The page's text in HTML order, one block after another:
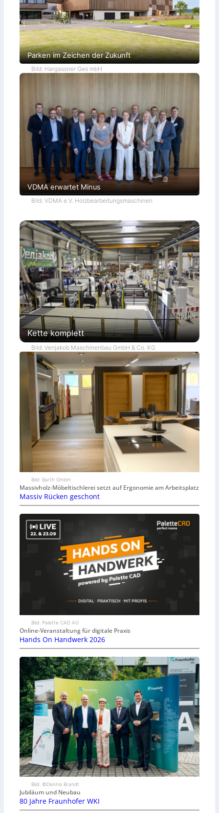
Parken im Zeichen der Zukunft
Bild: Hargassner Ges mbH
VDMA erwartet Minus
Bild: VDMA e.V. Holzbearbeitungsmaschinen
Kette komplett
Bild: Venjakob Maschinenbau GmbH & Co. KG
Bild: Barth GmbH
Massivholz-Möbeltischlerei setzt auf Ergonomie am Arbeitsplatz
Massiv Rücken geschont
Bild: Palette CAD AG
Online-Veranstaltung für digitale Praxis
Hands On Handwerk 2026
Bild: ©Dennis Brandt
Jubiläum und Neubau
80 Jahre Fraunhofer WKI